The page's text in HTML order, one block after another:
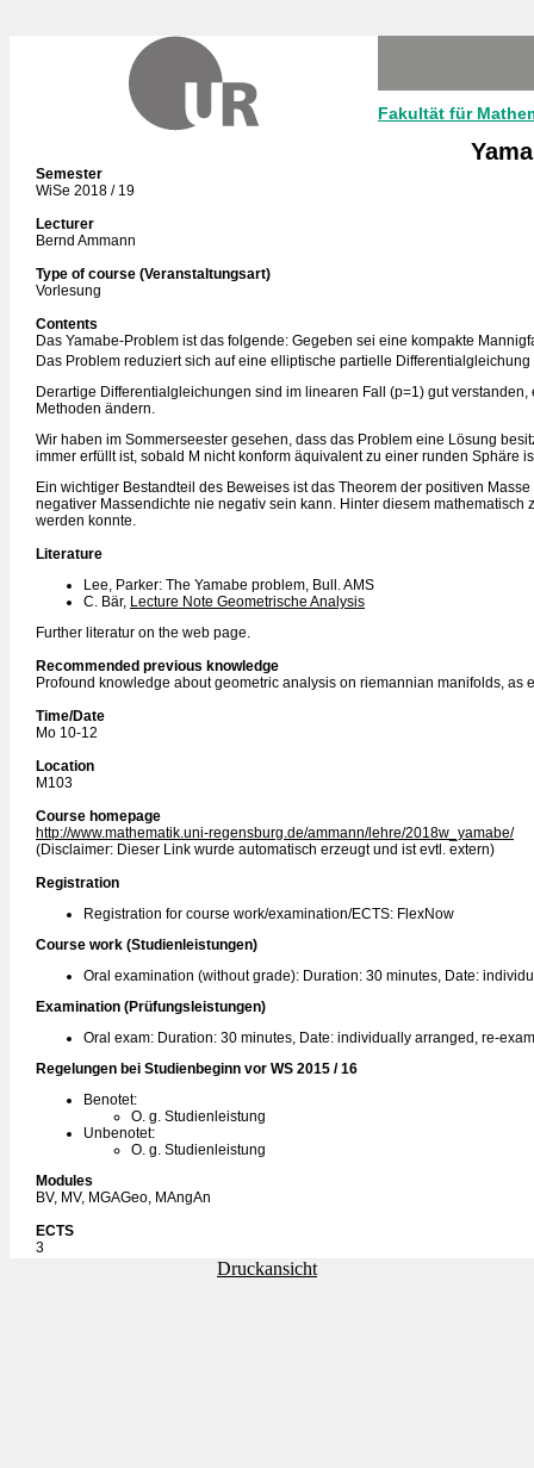
Fakultät für
Semester
WiSe 2018 / 19
Lecturer
Bernd Ammann
Type of course (Veranstaltungsart)
Vorlesung
Contents
Das Yamabe-Problem ist das folgende: Gegeben sei eine kompakte
Das Problem reduziert sich auf eine elliptische partielle Differentialgleichung
Derartige Differentialgleichungen sind im linearen Fall (p=1) gut
Methoden ändern.
Wir haben im Sommerseester gesehen, dass das Problem eine Lösung
immer erfüllt ist, sobald M nicht konform äquivalent zu einer runden Sphäre
Ein wichtiger Bestandteil des Beweises ist das Theorem der positiven
negativer Massendichte nie negativ sein kann. Hinter diesem
werden konnte.
Literature
Lee, Parker: The Yamabe problem, Bull. AMS
C. Bär, Lecture Note Geometrische Analysis
Further literatur on the web page.
Recommended previous knowledge
Profound knowledge about geometric analysis on riemannian manifolds,
Time/Date
Mo 10-12
Location
M103
Course homepage
http://www.mathematik.uni-regensburg.de/ammann/lehre/2018w_yamabe/
(Disclaimer: Dieser Link wurde automatisch erzeugt und ist evtl. extern)
Registration
Registration for course work/examination/ECTS: FlexNow
Course work (Studienleistungen)
Oral examination (without grade): Duration: 30 minutes, Date:
Examination (Prüfungsleistungen)
Oral exam: Duration: 30 minutes, Date: individually arranged, re-
Regelungen bei Studienbeginn vor WS 2015 / 16
Benotet:
O. g. Studienleistung
Unbenotet:
O. g. Studienleistung
Modules
BV, MV, MGAGeo, MAngAn
ECTS
3
Druckansicht